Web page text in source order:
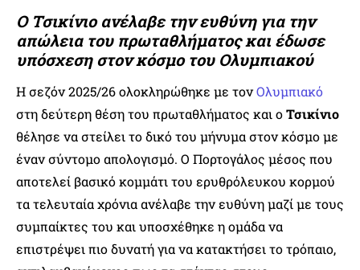
Ο Τσικίνιο ανέλαβε την ευθύνη για την
απώλεια του πρωταθλήματος και έδωσε
υπόσχεση στον κόσμο του Ολυμπιακού
Η σεζόν 2025/26 ολοκληρώθηκε με τονΟλυμπιακό
στη δεύτερη θέση του πρωταθλήματος και οΤσικίνιο
θέλησε να στείλει το δικό του μήνυμα στον κόσμο με
έναν σύντομο απολογισμό. Ο Πορτογάλος μέσος που
αποτελεί βασικό κομμάτι του ερυθρόλευκου κορμού
τα τελευταία χρόνια ανέλαβε την ευθύνη μαζί με τους
συμπαίκτες του και υποσχέθηκε η ομάδα να
επιστρέψει πιο δυνατή για να κατακτήσει το τρόπαιο,